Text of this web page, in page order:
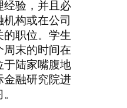
经验，并且必
构或在公司
的职位。学生
周末的时间在
于陆家嘴腹地
金融研究院进